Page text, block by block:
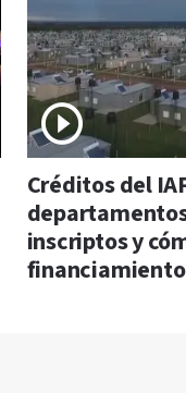
Créditos del
inscriptos y
financiamiento